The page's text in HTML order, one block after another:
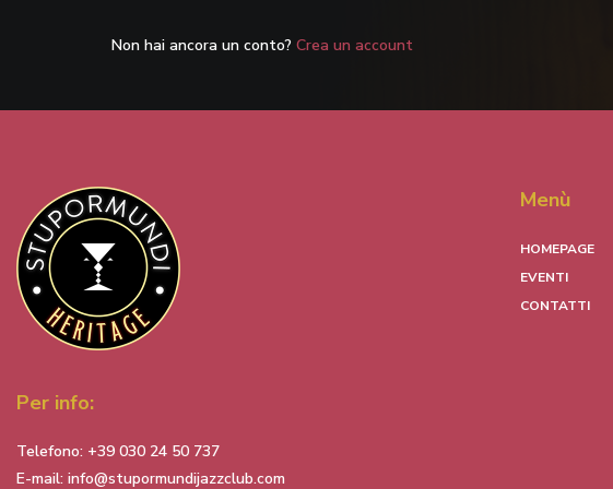
Non hai ancora un conto? Crea un account
Per info:
Telefono: +39 030 24 50 737
E-mail: info@stupormundijazzclub.com
Menù
HOMEPAGE
EVENTI
CONTATTI